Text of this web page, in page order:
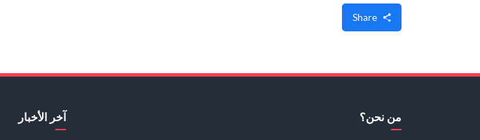
من نحن؟ آخر الأخبار